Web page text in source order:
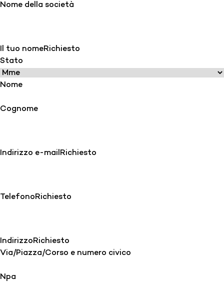
Nome della società
Il tuo nomeRichiesto
Stato
Nome
Cognome
Indirizzo e-mailRichiesto
TelefonoRichiesto
IndirizzoRichiesto
Via/Piazza/Corso e numero civico
Npa